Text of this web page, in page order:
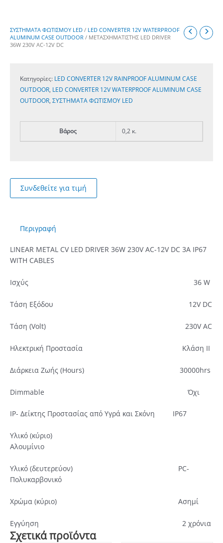
ΣΥΣΤΗΜΑΤΑ ΦΩΤΙΣΜΟΥ LED / LED CONVERTER 12V WATERPROOF
ALUMINUM CASE OUTDOOR / ΜΕΤΑΣΧΗΜΑΤΙΣΤΗΣ LED DRIVER
36W 230V AC-12V DC
Κατηγορίες: LED CONVERTER 12V RAINPROOF ALUMINUM CASE
OUTDOOR, LED CONVERTER 12V WATERPROOF ALUMINUM CASE
OUTDOOR, ΣΥΣΤΗΜΑΤΑ ΦΩΤΙΣΜΟΥ LED
Βάρος 0,2 κ.
Συνδεθείτε για τιμή
Περιγραφή
LINEAR METAL CV LED DRIVER 36W 230V AC-12V DC 3A IP67
WITH CABLES
Ισχύς 36 W
Τάση Εξόδου 12V DC
Τάση (Volt) 230V AC
Ηλεκτρική Προστασία Κλάση ΙΙ
Διάρκεια Ζωής (Hours) 30000hrs
Dimmable Όχι
IP- Δείκτης Προστασίας από Υγρά και Σκόνη IP67
Υλικό (κύριο)
Αλουμίνιο
Υλικό (δευτερεύον) PC-
Πολυκαρβονικό
Χρώμα (κύριο) Ασημί
Εγγύηση 2 χρόνια
Σχετικά προϊόντα